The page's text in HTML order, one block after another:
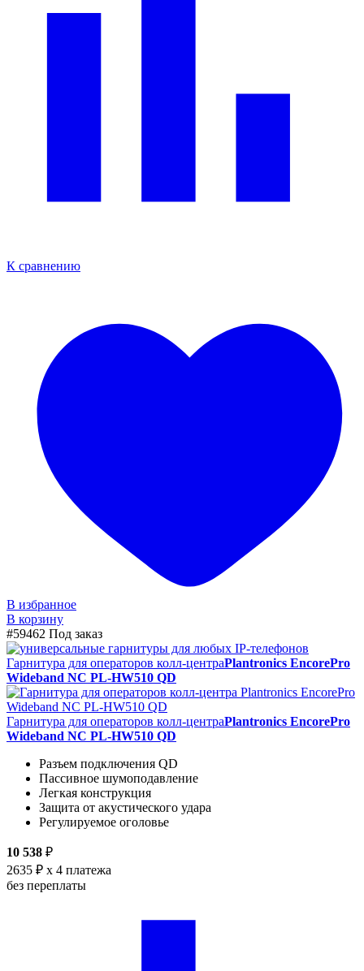
К сравнению
В избранное
В корзину
#59462 Под заказ
Гарнитура для операторов колл-центраPlantronics EncorePro
Wideband NC PL-HW510 QD
Гарнитура для операторов колл-центраPlantronics EncorePro
Wideband NC PL-HW510 QD
Разъем подключения QD
Пассивное шумоподавление
Легкая конструкция
Защита от акустического удара
Регулируемое оголовье
10 538 ₽
2635 ₽ x 4 платежа
без переплаты